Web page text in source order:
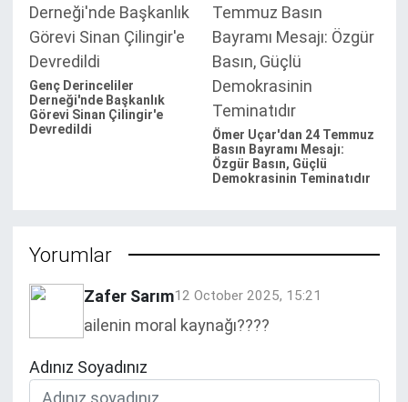
Genç Derinceliler
Derneği'nde Başkanlık
Görevi Sinan Çilingir'e
Devredildi
Ömer Uçar'dan 24 Temmuz
Basın Bayramı Mesajı:
Özgür Basın, Güçlü
Demokrasinin Teminatıdır
Yorumlar
Zafer Sarım12 October 2025, 15:21
ailenin moral kaynağı????
Adınız Soyadınız